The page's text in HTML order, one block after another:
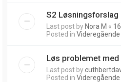
S2
Last post by Nora M «
Posted in Videregående
Løs problemet med
Last post by
Posted in Videregående